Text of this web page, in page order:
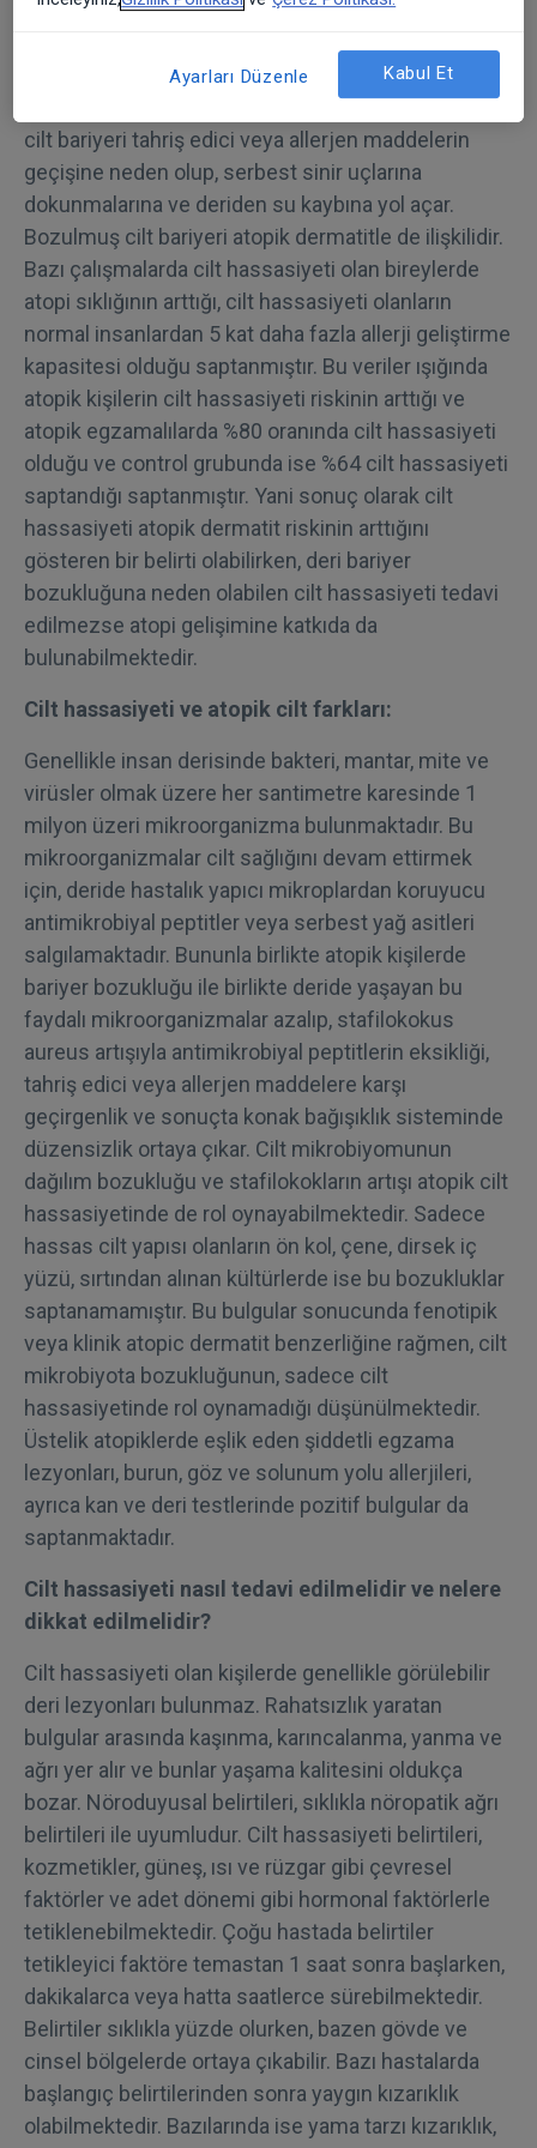
hücreler arası yağlarda düzensizlik deri bariyerinde
nötral yağ düzeyleri ciltte azalıp, sfingolipit
cilt bariyeri tahriş edici veya allerjen maddelerin
geçişine neden olup, serbest sinir uçlarına
dokunmalarına ve deriden su kaybına yol açar.
Bozulmuş cilt bariyeri atopik dermatitle de ilişkilidir.
Bazı çalışmalarda cilt hassasiyeti olan bireylerde
atopi sıklığının arttığı, cilt hassasiyeti olanların
normal insanlardan 5 kat daha fazla allerji geliştirme
kapasitesi olduğu saptanmıştır. Bu veriler ışığında
atopik kişilerin cilt hassasiyeti riskinin arttığı ve
atopik egzamalılarda %80 oranında cilt hassasiyeti
olduğu ve control grubunda ise %64 cilt hassasiyeti
saptandığı saptanmıştır. Yani sonuç olarak cilt
hassasiyeti atopik dermatit riskinin arttığını
gösteren bir belirti olabilirken, deri bariyer
bozukluğuna neden olabilen cilt hassasiyeti tedavi
edilmezse atopi gelişimine katkıda da
bulunabilmektedir.
Cilt hassasiyeti ve atopik cilt farkları:
Genellikle insan derisinde bakteri, mantar, mite ve
virüsler olmak üzere her santimetre karesinde 1
milyon üzeri mikroorganizma bulunmaktadır. Bu
mikroorganizmalar cilt sağlığını devam ettirmek
için, deride hastalık yapıcı mikroplardan koruyucu
antimikrobiyal peptitler veya serbest yağ asitleri
salgılamaktadır. Bununla birlikte atopik kişilerde
bariyer bozukluğu ile birlikte deride yaşayan bu
faydalı mikroorganizmalar azalıp, stafilokokus
aureus artışıyla antimikrobiyal peptitlerin eksikliği,
tahriş edici veya allerjen maddelere karşı
geçirgenlik ve sonuçta konak bağışıklık sisteminde
düzensizlik ortaya çıkar. Cilt mikrobiyomunun
dağılım bozukluğu ve stafilokokların artışı atopik cilt
hassasiyetinde de rol oynayabilmektedir. Sadece
hassas cilt yapısı olanların ön kol, çene, dirsek iç
yüzü, sırtından alınan kültürlerde ise bu bozukluklar
saptanamamıştır. Bu bulgular sonucunda fenotipik
veya klinik atopic dermatit benzerliğine rağmen, cilt
mikrobiyota bozukluğunun, sadece cilt
hassasiyetinde rol oynamadığı düşünülmektedir.
Üstelik atopiklerde eşlik eden şiddetli egzama
lezyonları, burun, göz ve solunum yolu allerjileri,
ayrıca kan ve deri testlerinde pozitif bulgular da
saptanmaktadır.
Cilt hassasiyeti nasıl tedavi edilmelidir ve nelere
dikkat edilmelidir?
Cilt hassasiyeti olan kişilerde genellikle görülebilir
deri lezyonları bulunmaz. Rahatsızlık yaratan
bulgular arasında kaşınma, karıncalanma, yanma ve
ağrı yer alır ve bunlar yaşama kalitesini oldukça
bozar. Nöroduyusal belirtileri, sıklıkla nöropatik ağrı
belirtileri ile uyumludur. Cilt hassasiyeti belirtileri,
kozmetikler, güneş, ısı ve rüzgar gibi çevresel
faktörler ve adet dönemi gibi hormonal faktörlerle
tetiklenebilmektedir. Çoğu hastada belirtiler
tetikleyici faktöre temastan 1 saat sonra başlarken,
dakikalarca veya hatta saatlerce sürebilmektedir.
Belirtiler sıklıkla yüzde olurken, bazen gövde ve
cinsel bölgelerde ortaya çıkabilir. Bazı hastalarda
başlangıç belirtilerinden sonra yaygın kızarıklık
olabilmektedir. Bazılarında ise yama tarzı kızarıklık,
Ayarları Düzenle Kabul Et